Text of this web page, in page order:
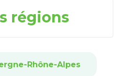
régions
Rhône-Alpes